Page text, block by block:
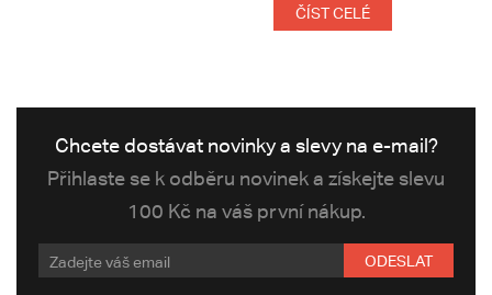
ČÍST CELÉ
Chcete dostávat novinky a slevy na e-mail?
Přihlaste se k odběru novinek a získejte slevu
100 Kč na váš první nákup.
ODESLAT